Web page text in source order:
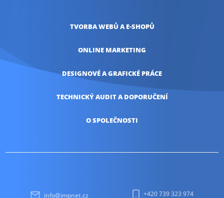
TVORBA WEBŮ A E-SHOPŮ
ONLINE MARKETING
DESIGNOVÉ AGRAFICKÉ PRÁCE
TECHNICKÝ AUDITA DOPORUČENÍ
O SPOLEČNOSTI
info@impnet.cz +420 739 323 974